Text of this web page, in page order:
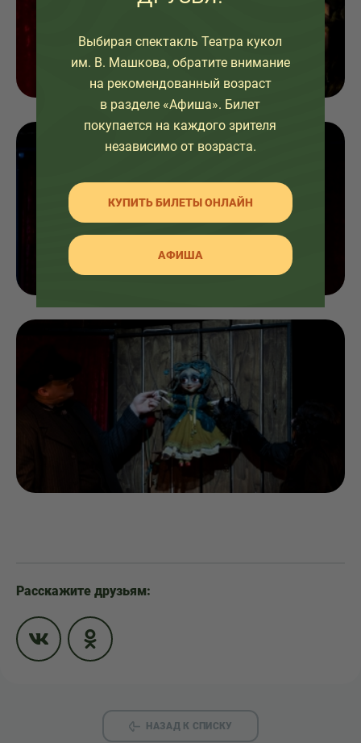
Расскажите друзьям:
НАЗАД К СПИСКУ
Выбирая спектакль Театра кукол
им. В. Машкова, обратите внимание
на рекомендованный возраст
в разделе «Афиша». Билет
покупается на каждого зрителя
независимо от возраста.
КУПИТЬ БИЛЕТЫ ОНЛАЙН
АФИША